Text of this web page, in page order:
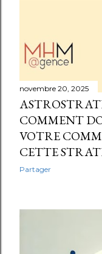
novembre 20, 2025
COMMENT
VOTRE
CETTE
Partager